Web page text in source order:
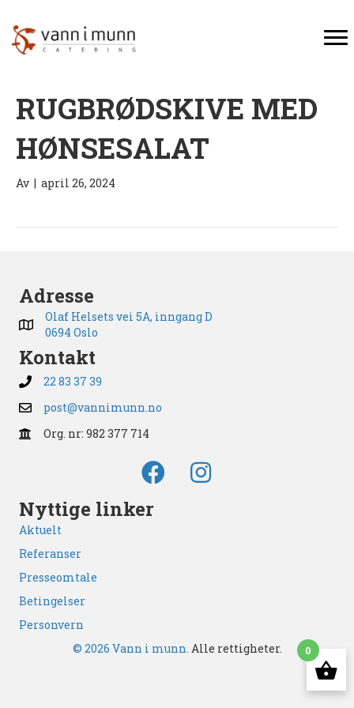
RUGBRØDSKIVE MED
HØNSESALAT
Av | april 26, 2024
Adresse
Olaf Helsets vei 5A, inngang D
0694 Oslo
Kontakt
22 83 37 39
post@vannimunn.no
Org. nr: 982 377 714
Nyttige linker
Aktuelt
Referanser
Presseomtale
Betingelser
Personvern
© 2026 Vann i munn. Alle rettigheter. 0